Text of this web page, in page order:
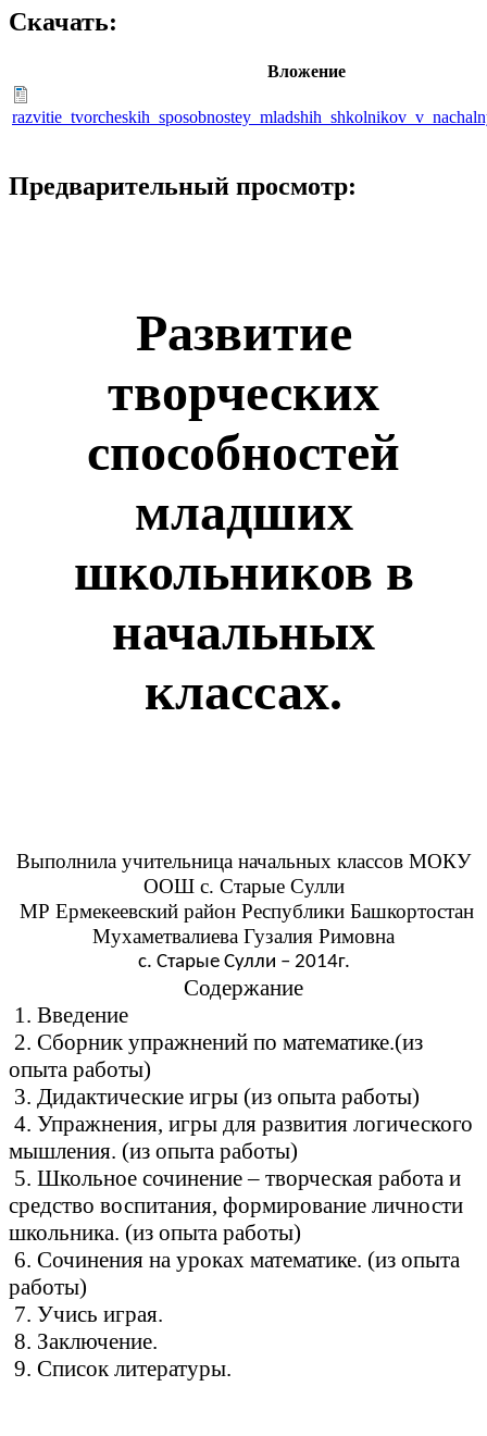
Скачать:
Вложение
Предварительный просмотр:
Развитие
творческих
способностей
младших
школьников в
начальных
классах.
Выполнила учительница начальных классов МОКУ
ООШ с. Старые Сулли
МР Ермекеевский район Республики Башкортостан
Мухаметвалиева Гузалия Римовна
с. Старые Сулли – 2014г.
Содержание
1. Введение
2. Сборник упражнений по математике.(из
опыта работы)
3. Дидактические игры (из опыта работы)
4. Упражнения, игры для развития логического
мышления. (из опыта работы)
5. Школьное сочинение – творческая работа и
средство воспитания, формирование личности
школьника. (из опыта работы)
6. Сочинения на уроках математике. (из опыта
работы)
7. Учись играя.
8. Заключение.
9. Список литературы.